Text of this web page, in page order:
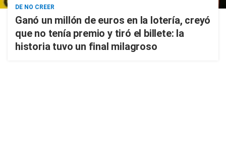
DE NO CREER
Ganó un millón de euros en la lotería, creyó
que no tenía premio y tiró el billete: la
historia tuvo un final milagroso